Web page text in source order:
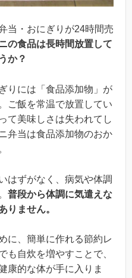
当・おにぎりが24時間売
の食品は長時間放置して
か？
りには「食品添加物」が
ご飯を常温で放置してい
て美味しさは失われてし
弁当は食品添加物のおか
はずがなく、病気や体調
普段から体調に気遣えな
りません。
に、簡単に作れる節約レ
も自炊を増やすことで、
康的な体が手に入りま